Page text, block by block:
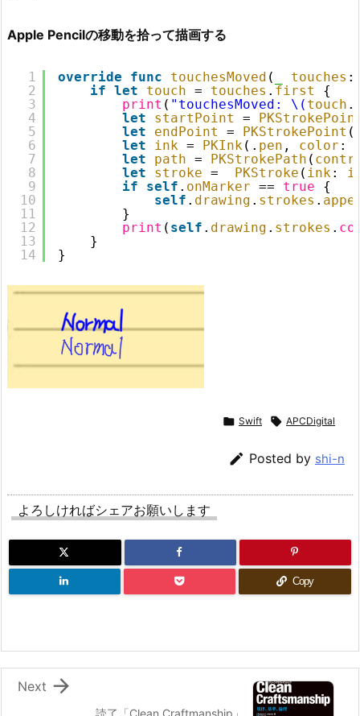
Apple Pencilの移動を拾って描画する
1
2
3
4
5
6
7
8
9
10
11
12
13
14
override func touchesMoved ( touches
if let touch = touches . first
{
print ( "touchesMoved: \( touch .
let
startPoint =
let
endPoint = PKStrokePoint (
let
ink = PKInk (. pen , color :
let
path = PKStrokePath (
let
stroke = PKStroke ( ink :
if
self . onMarker == true
{
self . drawing . strokes .
}
print ( self . drawing . strokes .
}
}
 Swift  APCDigital
 Posted by shi-n
よろしければシェアお願いします
Copy

Next